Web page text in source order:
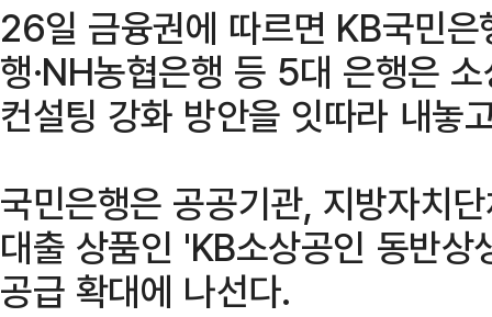
26일 금융권에 따르면 KB국민은
행·NH농협은행 등 5대 은행은
컨설팅 강화 방안을 잇따라 내놓
국민은행은 공공기관, 지방자치
대출 상품인 'KB소상공인 동반
공급 확대에 나선다.